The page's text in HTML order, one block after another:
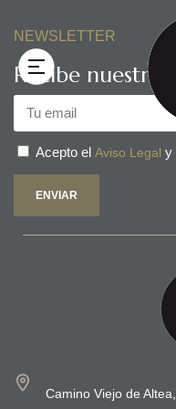
NEWSLETTER
Recibe
Acepto el Aviso Legal y
ENVIAR
Camino Viejo de